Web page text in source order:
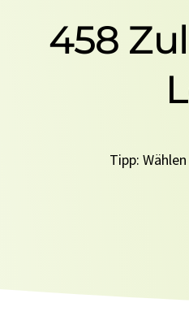
458
Tipp: